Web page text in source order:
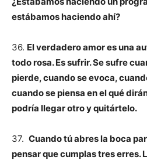
estábamos haciendo ahí?
36. El verdadero amor es una
todo rosa. Es sufrir. Se sufre
pierde, cuando se evoca,
cuando se piensa en el qué
podría llegar otro y quitártelo.
37. Cuando tú abres la boca
pensar que cumplas tres erres.